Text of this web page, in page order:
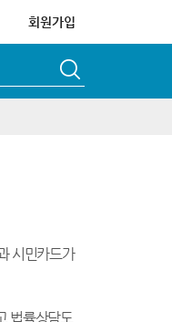
회원가입